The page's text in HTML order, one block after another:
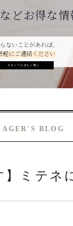
ないことがあれば、
軽にご連絡ください
どお得な情
BLOG
】ミテネ